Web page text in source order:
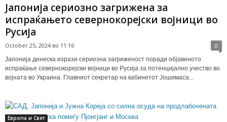
Јапонија сериозно загрижена за
испраќањето севернокорејски војници во
Русија
October 25, 2024 во 11:16 0
Јапонија денеска изрази сериозна загриженост поради објавеното
испраќање севернокорејски војници во Русија за потенцијално учество во
војната во Украина. Главниот секретар на кабинетот Јошимаса...
Европа и Свет